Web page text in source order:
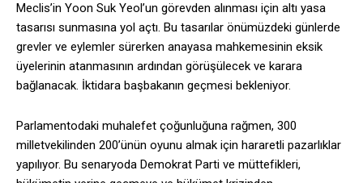
Meclis’in Yoon Suk Yeol’un görevden alınması için altı yasa
tasarısı sunmasına yol açtı. Bu tasarılar önümüzdeki günlerde
grevler ve eylemler sürerken anayasa mahkemesinin eksik
üyelerinin atanmasının ardından görüşülecek ve karara
bağlanacak. İktidara başbakanın geçmesi bekleniyor.
Parlamentodaki muhalefet çoğunluğuna rağmen, 300
milletvekilinden 200’ünün oyunu almak için hararetli pazarlıklar
yapılıyor. Bu senaryoda Demokrat Parti ve müttefikleri,